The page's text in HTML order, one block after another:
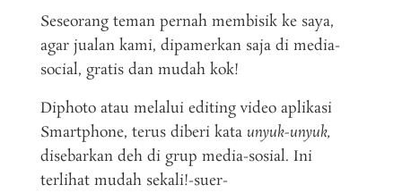
Seseorang teman pernah membisik ke saya,
agar jualan kami, dipamerkan saja di media-
social, gratis dan mudah kok!
Diphoto atau melalui editing video aplikasi
Smartphone, terus diberi kata unyuk-unyuk,
disebarkan deh di grup media-sosial. Ini
terlihat mudah sekali!-suer-